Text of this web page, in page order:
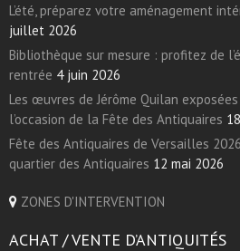
L’été, préparez votre aménagement
juillet 2026
Bibliothèque sur mesure : profitez de
rentrée 4 juin 2026
Les œuvres de Jérôme Quilan
l’occasion de la Fête des Antiquaires
Fête des Antiquaires de Versailles
quartier des Antiquaires 12 mai 2026
ZONES D'INTERVENTION
ACHAT / VENTE D’ANTIQUITÉS